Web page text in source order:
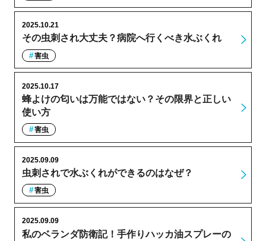
その虫刺され大丈夫？病院へ行くべき水ぶくれ
2025.10.21
害虫
蜂よけの匂いは万能ではない？その限界と正しい
使い方
2025.10.17
害虫
虫刺されで水ぶくれができるのはなぜ？
2025.09.09
害虫
私のベランダ防衛記！手作りハッカ油スプレーの
2025.09.09